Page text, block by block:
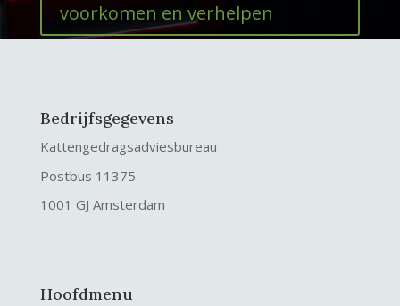
voorkomen en verhelpen
Bedrijfsgegevens
Kattengedragsadviesbureau
Postbus 11375
1001 GJ Amsterdam
Hoofdmenu